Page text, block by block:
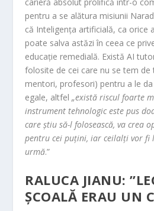
pentru a se alătura misiunii
că Inteligența artificială, ca orice
poate salva astăzi în ceea ce
educație remedială. Există AI
folosite de cei care nu se tem de
mentori, profesori) pentru a le
egale, altfel „există riscul foarte
instrument tehnologic este pus
care știu să-l folosească, va crea
pentru cei puțini, iar ceilalți vor fi
urmă.”
RALUCA JIANU:
ȘCOALĂ ERAU UN